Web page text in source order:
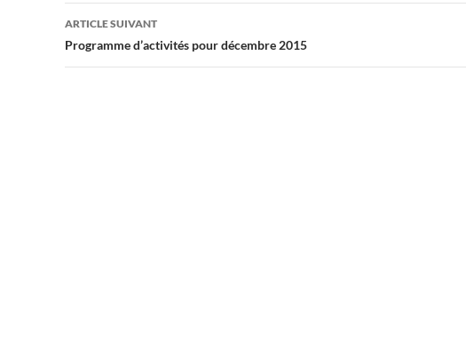
articles
ARTICLE SUIVANT
Programme d’activités pour décembre 2015